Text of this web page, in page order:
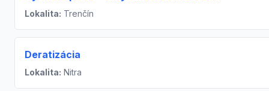
Lokalita: Trenčín
Deratizácia
Lokalita: Nitra